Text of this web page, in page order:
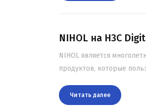
NIHOL на H3C
NIHOL является
продуктов, которые
Читать далee